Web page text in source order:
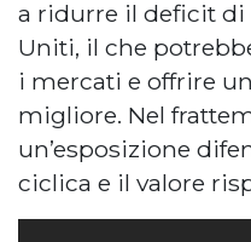
a ridurre il deficit
Uniti, il che
i mercati e offrire
migliore. Nel
un’esposizione
ciclica e il valore